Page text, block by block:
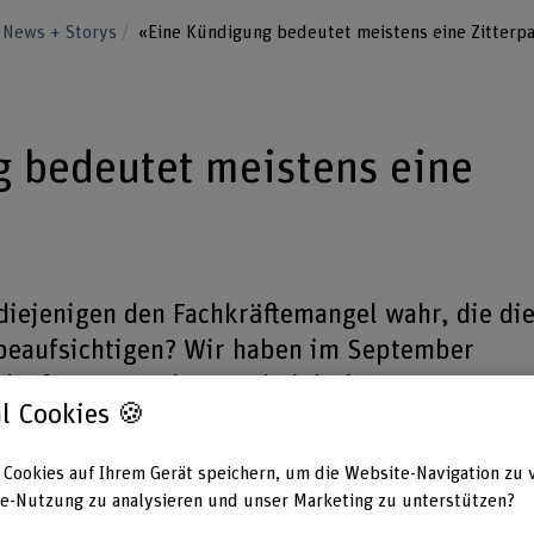
News + Storys «Eine Kündigung bedeutet meistens eine
bedeutet meistens eine
den Fachkräftemangel wahr, die die
Wir haben im September
an der BFH bei drei
Fazit: Die Befragten orten für ihre
Arbeitsmarkt unterschiedliche Stärken
Cookies 🍪
Cookies auf Ihrem Gerät speichern, um die Website-Navigation zu
Nutzung zu analysieren und unser Marketing zu unterstützen?